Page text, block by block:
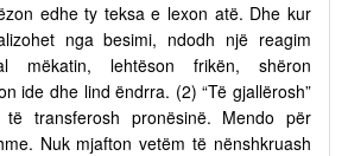
edhe ty teksa e lexon atë. Dhe kur
nga besimi, ndodh një reagim
mëkatin, lehtëson frikën, shëron
ide dhe lind ëndrra. (2) “Të gjallërosh”
transferosh pronësinë. Mendo për
Nuk mjafton vetëm të nënshkruash